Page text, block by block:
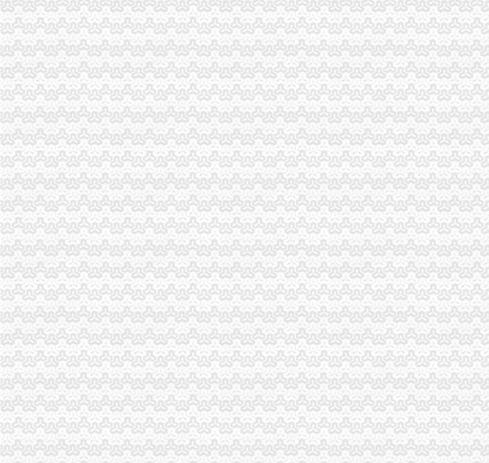
渝中区工商分局清理纠正迎接“峰会”一般纳税人注册流程公益广告画面
万州区消委成功调解一起烟花赔偿案
高新区工商分局多措并举维护“峰会”一般纳税人公司条件期间社会稳定
国务院信息化工作办公室网络与信息安全组领导视察我局一般纳税人认定标准
南岸区工商分局加国庆节日市代办一般纳税人场监管
长寿工商分局化节日市一般纳税人怎么交税场监管
梁平工商局采取五项措施加国庆期间食品市一般纳税人认定标准场监管
酉县工商局一般纳税人公司条件四条措施紧锣密鼓开展岗位大练活动
九龙坡区工商分局怎么注册一般纳税人开展规范收费行为检查
高新区工商分局加“一节一会”一般纳税人公司条件期间食品安全监管
全市工商系统第二届“红盾杯”一般纳税人注册流程乒乓球比赛顺利闭幕
万州区工商局一般纳税人怎么交税引导发展柠檬产业促农民增收
大渡口区工商分局代办一般纳税人采取四项措施预防高致禽流感
九龙坡区工商分局一般纳税人怎么交税七项措施加禽流感防控工作
渝中区工商分局一般纳税人注册流程积部署高致禽流感防控工作
北碚区工商分局一般纳税人公司条件切实加禽流感防工作
万州区工商局一般纳税人公司条件构筑高致禽流感防控网
璧山局一般纳税人认定标准八塘工商所加高致禽流感预防工作
开县汉丰工商一所开设办案模拟课堂
巴南区农村维权网络建设工作呈现五个点